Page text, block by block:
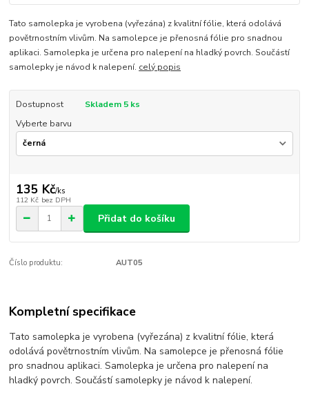
Tato samolepka je vyrobena (vyřezána) z kvalitní fólie, která odolává
povětrnostním vlivům. Na samolepce je přenosná fólie pro snadnou
aplikaci. Samolepka je určena pro nalepení na hladký povrch. Součástí
samolepky je návod k nalepení. celý popis
Dostupnost
Skladem 5 ks
Vyberte barvu
135 Kč/ks
112 Kč bez DPH
Přidat do košíku
Číslo produktu: AUT05
Kompletní specifikace
Tato samolepka je vyrobena (vyřezána) z kvalitní fólie, která
odolává povětrnostním vlivům. Na samolepce je přenosná fólie
pro snadnou aplikaci. Samolepka je určena pro nalepení na
hladký povrch. Součástí samolepky je návod k nalepení.